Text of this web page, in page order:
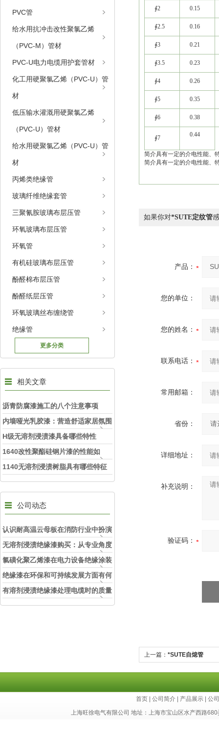
PVC管
给水用抗冲击改性聚氯乙烯
（PVC-M）管材
PVC-U电力电缆用护套管材
化工用硬聚氯乙烯（PVC-U）管
材
低压输水灌溉用硬聚氯乙烯
（PVC-U）管材
给水用硬聚氯乙烯（PVC-U）管
材
丙烯类绝缘管
玻璃纤维绝缘套管
三聚氰胺玻璃布层压管
环氧玻璃布层压管
环氧管
有机硅玻璃布层压管
酚醛棉布层压管
酚醛纸层压管
环氧玻璃丝布缠绕管
绝缘管
更多分类
相关文章
沥青防腐漆施工的八个注意事项
内墙哑光乳胶漆：营造舒适家居氛围
的理想之选
H级无溶剂浸渍漆具备哪些特性
1640改性聚酯硅钢片漆的性能如
何？
1140无溶剂浸渍树脂具有哪些特征
公司动态
认识耐高温云母板在消防行业中扮演
的角色
无溶剂浸渍绝缘漆购买：从专业角度
看如何选择
氯磺化聚乙烯漆在电力设备绝缘涂装
中的实际应用效果
绝缘漆在环保和可持续发展方面有何
考虑？
有溶剂浸渍绝缘漆处理电缆时的质量
和安全性考虑因素
∮2 0.15
∮2.5 0.16
∮3 0.21
∮3.5 0.23
∮4 0.26
∮5 0.35
∮6 0.38
∮7 0.44
简介具有一定的介电性能、
简介具有一定的介电性能、
如果你对*SUTE定纹管
产品：
您的单位：
您的姓名：
联系电话：
常用邮箱：
省份：
详细地址：
补充说明：
验证码：
上一篇： *SUTE自熄管
首页 |公司简介 产品展示 |公
上海旺徐电气有限公司 地址：上海市宝山区水产西路